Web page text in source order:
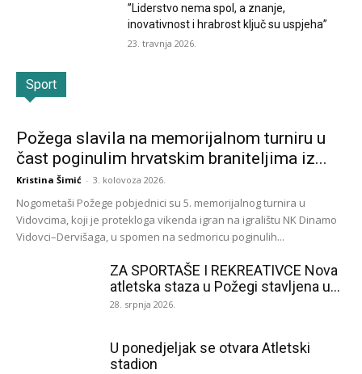
”Liderstvo nema spol, a znanje,
inovativnost i hrabrost ključ su uspjeha”
23. travnja 2026.
Sport
Požega slavila na memorijalnom turniru u
čast poginulim hrvatskim braniteljima iz...
Kristina Šimić - 3. kolovoza 2026.
Nogometaši Požege pobjednici su 5. memorijalnog turnira u
Vidovcima, koji je protekloga vikenda igran na igralištu NK Dinamo
Vidovci–Dervišaga, u spomen na sedmoricu poginulih...
ZA SPORTAŠE I REKREATIVCE Nova
atletska staza u Požegi stavljena u...
28. srpnja 2026.
U ponedjeljak se otvara Atletski
stadion